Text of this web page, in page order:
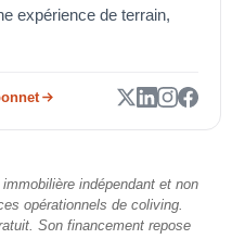
expérience de terrain,
indépendant et non
opérationnels de coliving.
Son financement repose